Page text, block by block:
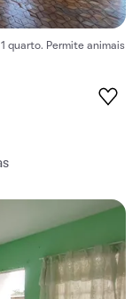
quarto. Permite animais